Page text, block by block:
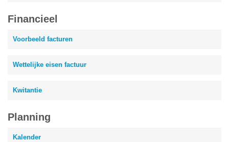
Financieel
Voorbeeld facturen
Wettelijke eisen factuur
Kwitantie
Planning
Kalender